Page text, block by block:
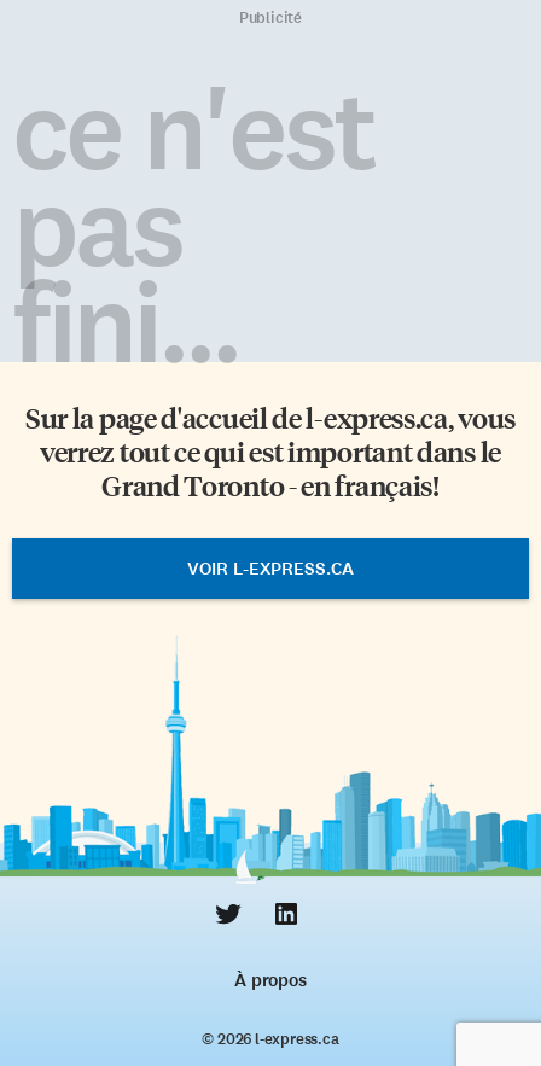
Publicité
ce n'est
pas
fini...
Sur la page d'accueil del-express.ca, vous
verrez tout ce qui est important dans le
Grand Toronto - en français!
VOIR L-EXPRESS.CA
À propos
© 2026 l‑express.ca